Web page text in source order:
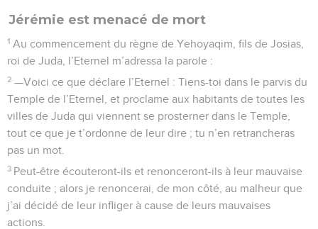
Jérémie est menacé de mort
1 Au commencement du règne de Yehoyaqim, fils de Josias,
roi de Juda, l’Eternel m’adressa la parole :
2 —Voici ce que déclare l’Eternel : Tiens-toi dans le parvis du
Temple de l’Eternel, et proclame aux habitants de toutes les
villes de Juda qui viennent se prosterner dans le Temple,
tout ce que je t’ordonne de leur dire ; tu n’en retrancheras
pas un mot.
3 Peut-être écouteront-ils et renonceront-ils à leur mauvaise
conduite ; alors je renoncerai, de mon côté, au malheur que
j’ai décidé de leur infliger à cause de leurs mauvaises
actions.